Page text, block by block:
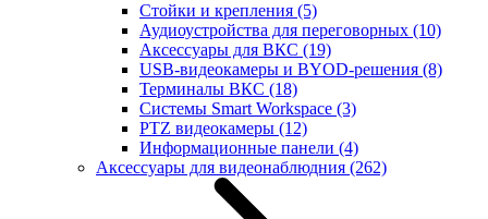
Стойки и крепления (5)
Аудиоустройства для переговорных (10)
Аксессуары для ВКС (19)
USB-видеокамеры и BYOD-решения (8)
Терминалы ВКС (18)
Системы Smart Workspace (3)
PTZ видеокамеры (12)
Информационные панели (4)
Аксессуары для видеонаблюдния (262)